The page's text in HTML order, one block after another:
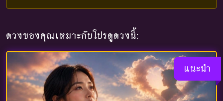
ดวงของคุณเหมาะกับโปรดูดวงนี้:
แนะนำ